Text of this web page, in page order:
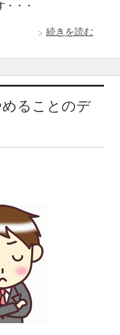
・・・
続きを読む
ることのデ